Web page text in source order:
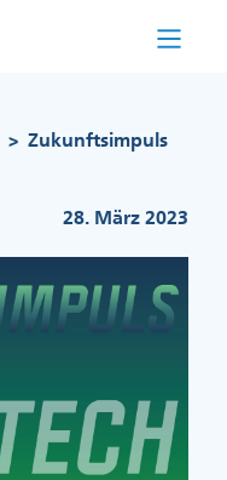
> Zukunftsimpuls
28. März 2023